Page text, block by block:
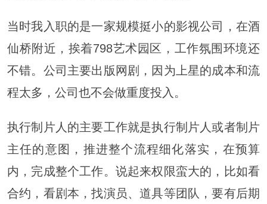
当时我入职的是一家规模挺小的影视公司，在酒
仙桥附近，挨着798艺术园区，工作氛围环境还
不错。公司主要出版网剧，因为上星的成本和流
程太多，公司也不会做重度投入。
执行制片人的主要工作就是执行制片人或者制片
主任的意图，推进整个流程细化落实，在预算
内，完成整个工作。说起来权限蛮大的，比如看
合约，看剧本，找演员、道具等团队，要有后期